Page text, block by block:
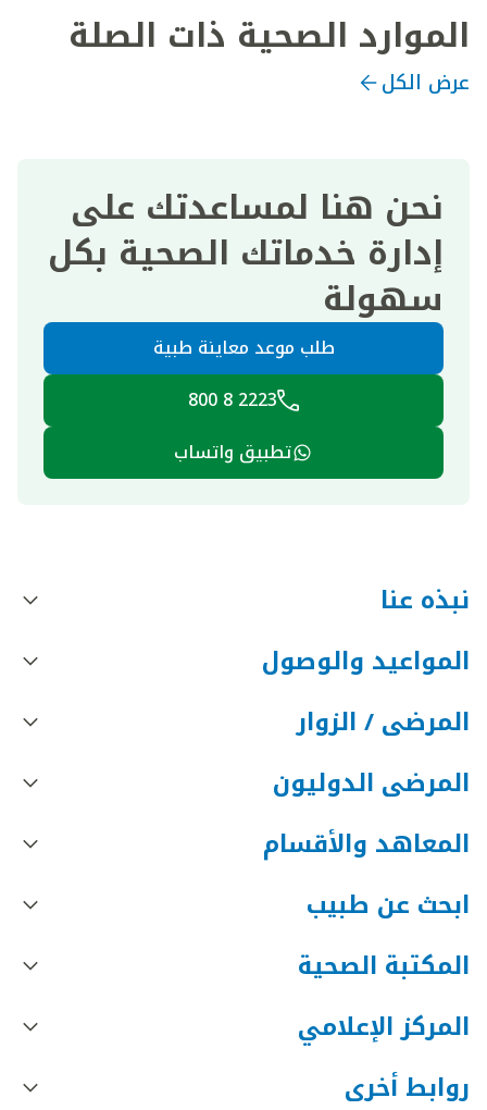
الموارد الصحية ذات الصلة
عرض الكل
نحن هنا لمساعدتك على
إدارة خدماتك الصحية بكل
سهولة
طلب موعد معاينة طبية
2223 8 800
تطبيق واتساب
نبذه عنا
المواعيد والوصول
المرضى / الزوار
المرضى الدوليون
المعاهد والأقسام
ابحث عن طبيب
المكتبة الصحية
المركز الإعلامي
روابط أخرى